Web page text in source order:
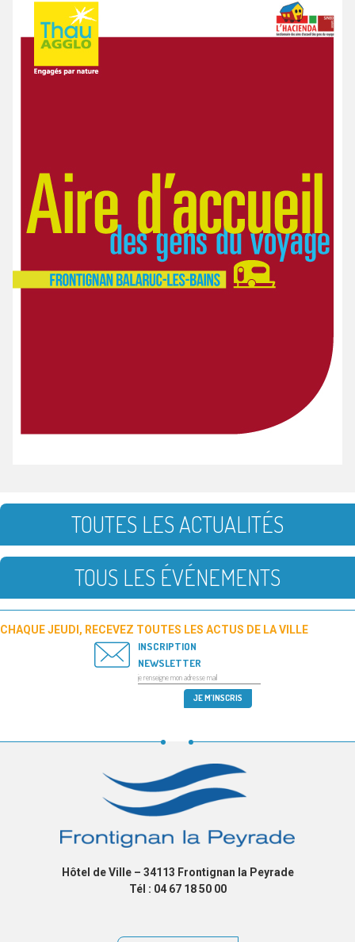
TOUTES LES ACTUALITÉS
TOUS LES ÉVÉNEMENTS
CHAQUE JEUDI, RECEVEZ TOUTES LES ACTUS DE LA VILLE
INSCRIPTION
NEWSLETTER
Hôtel de Ville – 34113 Frontignan la Peyrade
Tél : 04 67 18 50 00